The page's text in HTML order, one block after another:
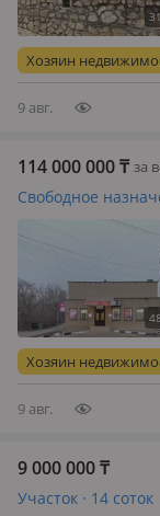
Хозяин
9 авг.
114 000 000₸ за
Свободное
Хозяин
9 авг.
9 000 000₸
Участок · 14 соток